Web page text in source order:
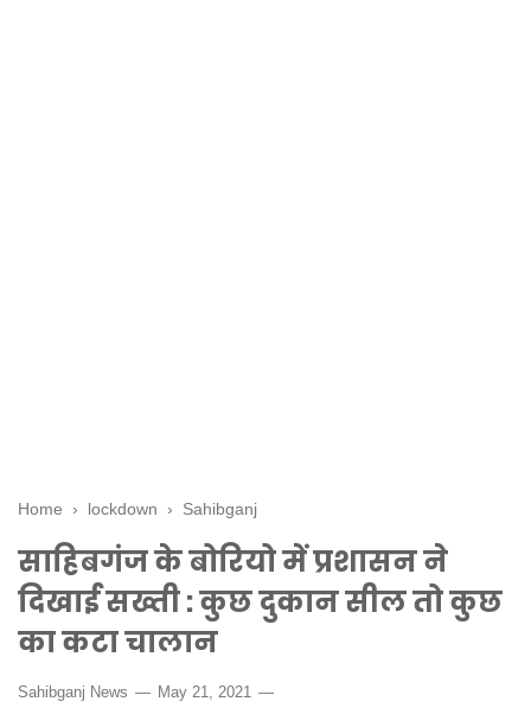
Home › lockdown › Sahibganj
साहिबगंज के बोरियो में प्रशासन ने
दिखाई सख्ती : कुछ दुकान सील तो कुछ
का कटा चालान
Sahibganj News May 21, 2021